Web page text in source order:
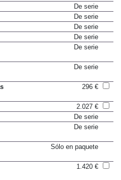
5.000 €
De serie
De serie
De serie
De serie
2.027 €
De serie